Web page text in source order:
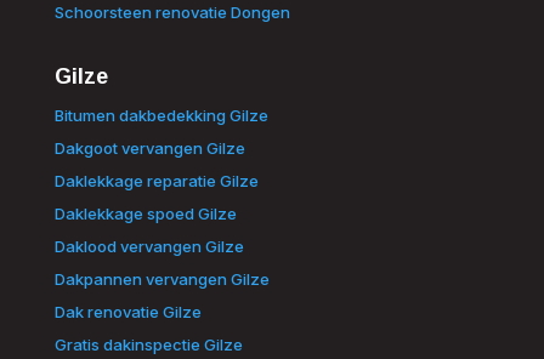
Schoorsteen renovatie Dongen
Gilze
Bitumen dakbedekking Gilze
Dakgoot vervangen Gilze
Daklekkage reparatie Gilze
Daklekkage spoed Gilze
Daklood vervangen Gilze
Dakpannen vervangen Gilze
Dak renovatie Gilze
Gratis dakinspectie Gilze